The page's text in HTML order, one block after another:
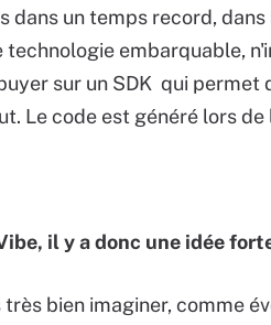
dans un temps record,
technologie embarquable,
sur un SDK qui
Le code est généré lors
il y a donc une idée
très bien imaginer, comme